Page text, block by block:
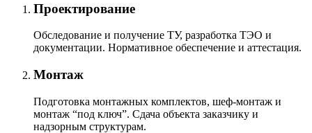
Проектирование
Обследование и получение ТУ, разработка ТЭО и
документации. Нормативное обеспечение и аттестация.
Монтаж
Подготовка монтажных комплектов, шеф-монтаж и
монтаж “под ключ”. Сдача объекта заказчику и
надзорным структурам.